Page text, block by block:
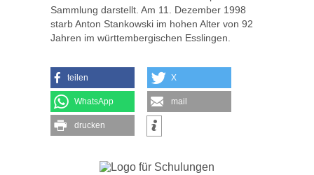
Sammlung darstellt. Am 11. Dezember 1998
starb Anton Stankowski im hohen Alter von 92
Jahren im württembergischen Esslingen.
teilen X
WhatsApp mail
drucken